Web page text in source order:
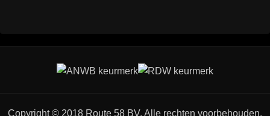
Copyright © 2018 Route 58 BV. Alle rechten voorbehouden.